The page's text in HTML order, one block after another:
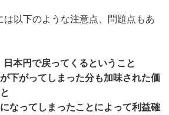
以下のような注意点、問題点もあ
日本円で戻ってくるということ
下がってしまった分も加味された価
なってしまったことによって利益確